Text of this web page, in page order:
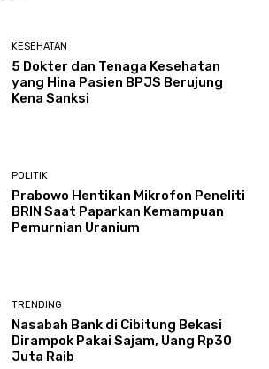
KESEHATAN
5 Dokter dan Tenaga Kesehatan
yang Hina Pasien BPJS Berujung
Kena Sanksi
POLITIK
Prabowo Hentikan Mikrofon Peneliti
BRIN Saat Paparkan Kemampuan
Pemurnian Uranium
TRENDING
Nasabah Bank di Cibitung Bekasi
Dirampok Pakai Sajam, Uang Rp30
Juta Raib